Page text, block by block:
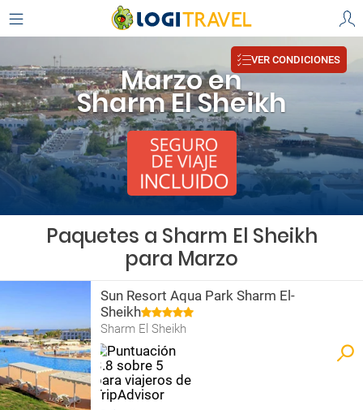
Marzo en
Sharm El Sheikh
VER CONDICIONES
Paquetes a Sharm El Sheikh
para Marzo
Sun Resort Aqua Park Sharm El-
Sheikh
Sharm El Sheikh